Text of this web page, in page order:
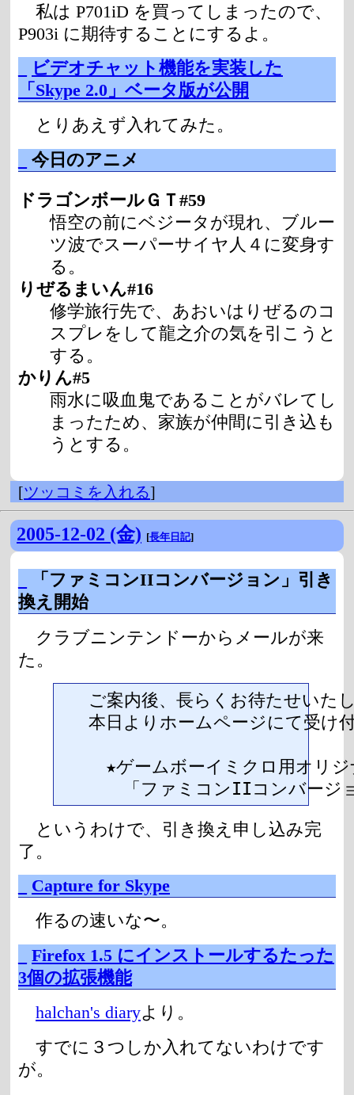
私は P701iD を買ってしまったので、
P903i に期待することにするよ。
ビデオチャット機能を実装した
「Skype 2.0」ベータ版が公開
とりあえず入れてみた。
今日のアニメ
ドラゴンボールＧＴ#59
悟空の前にベジータが現れ、ブルー
ツ波でスーパーサイヤ人４に変身す
る。
りぜるまいん#16
修学旅行先で、あおいはりぜるのコ
スプレをして龍之介の気を引こうと
する。
かりん#5
雨水に吸血鬼であることがバレてし
まったため、家族が仲間に引き込も
うとする。
[ツッコミを入れる]
2005-12-02 (金) [長年日記]
「ファミコンIIコンバージョン」引き
換え開始
クラブニンテンドーからメールが来
た。
ご案内後、長らくお待たせいた
本日よりホームページにて受け
★ゲームボーイミクロ用オリジ
「ファミコンIIコンバージ
というわけで、引き換え申し込み完
了。
Capture for Skype
作るの速いな〜。
Firefox 1.5 にインストールするたった
3個の拡張機能
halchan's diaryより。
すでに３つしか入れてないわけです
が。